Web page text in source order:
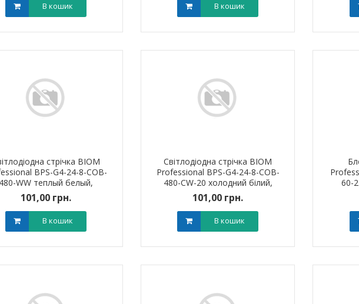
грн.
В кошик
0,00 грн.
В кошик В кошик
стрічка BIOM
BPS-G4-24-8-COB-
WW теплый белый,
(10м), 1м
101,00 грн.
В кошик
Світлодіодна стрічка BIOM
Professional BPS-G4-24-8-COB-
480-CW-20 холодний білий,
негерметична (10м), 1м
101,00 грн.
В кошик
60-